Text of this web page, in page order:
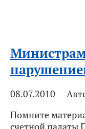
08.07.2010
Помните
счетной палаты